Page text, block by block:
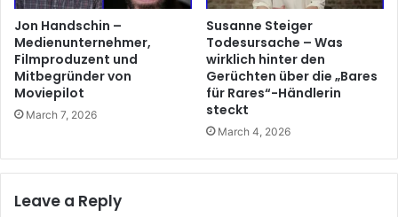
Jon Handschin –
Medienunternehmer,
Filmproduzent und
Mitbegründer von
Moviepilot
March 7, 2026
Susanne Steiger
Todesursache – Was
wirklich hinter den
Gerüchten über die „Bares
für Rares“-Händlerin
steckt
March 4, 2026
Leave a Reply